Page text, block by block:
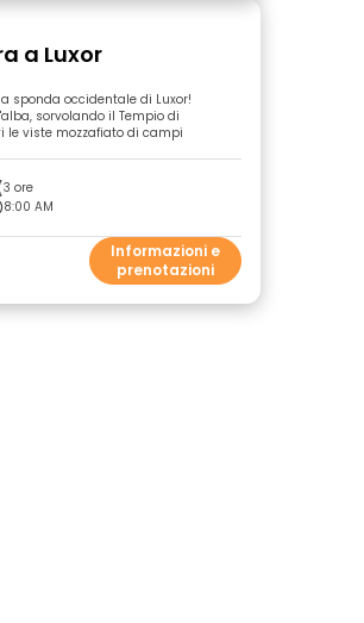
a Luxor
sponda occidentale di Luxor!
sorvolando il Tempio di
le viste mozzafiato di campi
3 ore
8:00 AM
Informazioni e
prenotazioni